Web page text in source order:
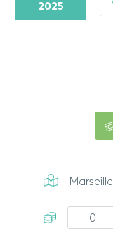
2025
Marseille
0